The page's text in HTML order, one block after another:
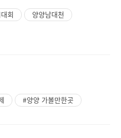
회
양양남대천
#양양 가볼만한곳